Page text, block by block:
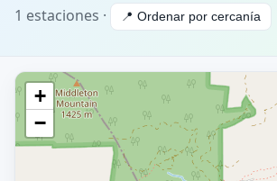
1 estaciones · 📍 Ordenar por cercanía
+
−